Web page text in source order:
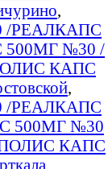
,
/РЕАЛКАПС
№30 /
КАПС
,
/РЕАЛКАПС
500МГ №30
КАПС
,